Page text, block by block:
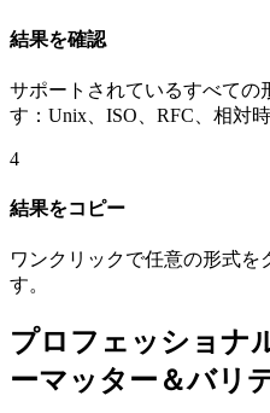
結果を確認
サポートされているすべての
す：Unix、ISO、RFC、相対時
4
結果をコピー
ワンクリックで任意の形式を
す。
プロフェッショナ
ーマッター＆バリ